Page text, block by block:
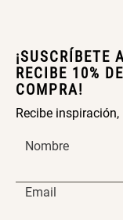
¡SUSCRÍBETE
RECIBE 10%
COMPRA!
Recibe
Nombre
Email